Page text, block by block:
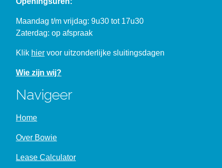
Maandag t/m vrijdag: 9u30 tot 17u30
Zaterdag: op afspraak
Klik hier voor uitzonderlijke sluitingsdagen
Wie zijn wij?
Navigeer
Home
Over Bowie
Lease Calculator